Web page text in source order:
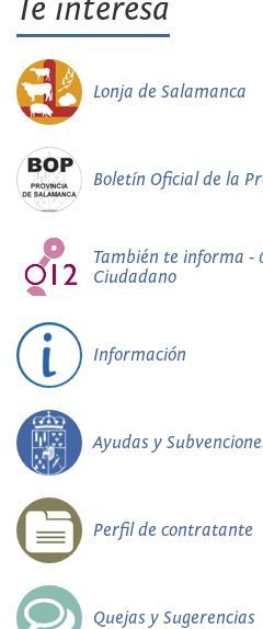
Te interesa
Lonja de Salamanca
Boletín Oficial de la
También te informa -
Ciudadano
Información
Ayudas y
Perfil de contratante
Quejas y Sugerencias